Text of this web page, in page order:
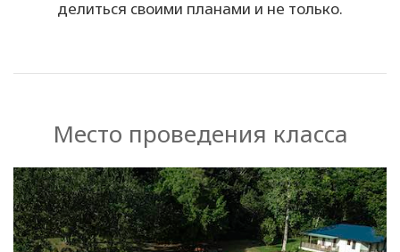
делиться своими планами и не только.
Место проведения класса